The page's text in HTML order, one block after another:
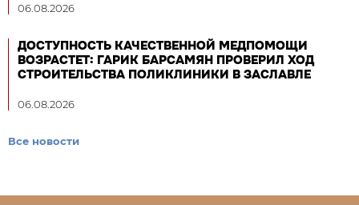
06.08.2026
ДОСТУПНОСТЬ КАЧЕСТВЕННОЙ МЕДПОМОЩИ
ВОЗРАСТЕТ: ГАРИК БАРСАМЯН ПРОВЕРИЛ ХОД
СТРОИТЕЛЬСТВА ПОЛИКЛИНИКИ В ЗАСЛАВЛЕ
06.08.2026
Все новости